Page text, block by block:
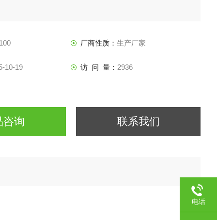
厂商性质：生产厂家
10-19 访 问 量： 2936
咨询 联系我们
电话